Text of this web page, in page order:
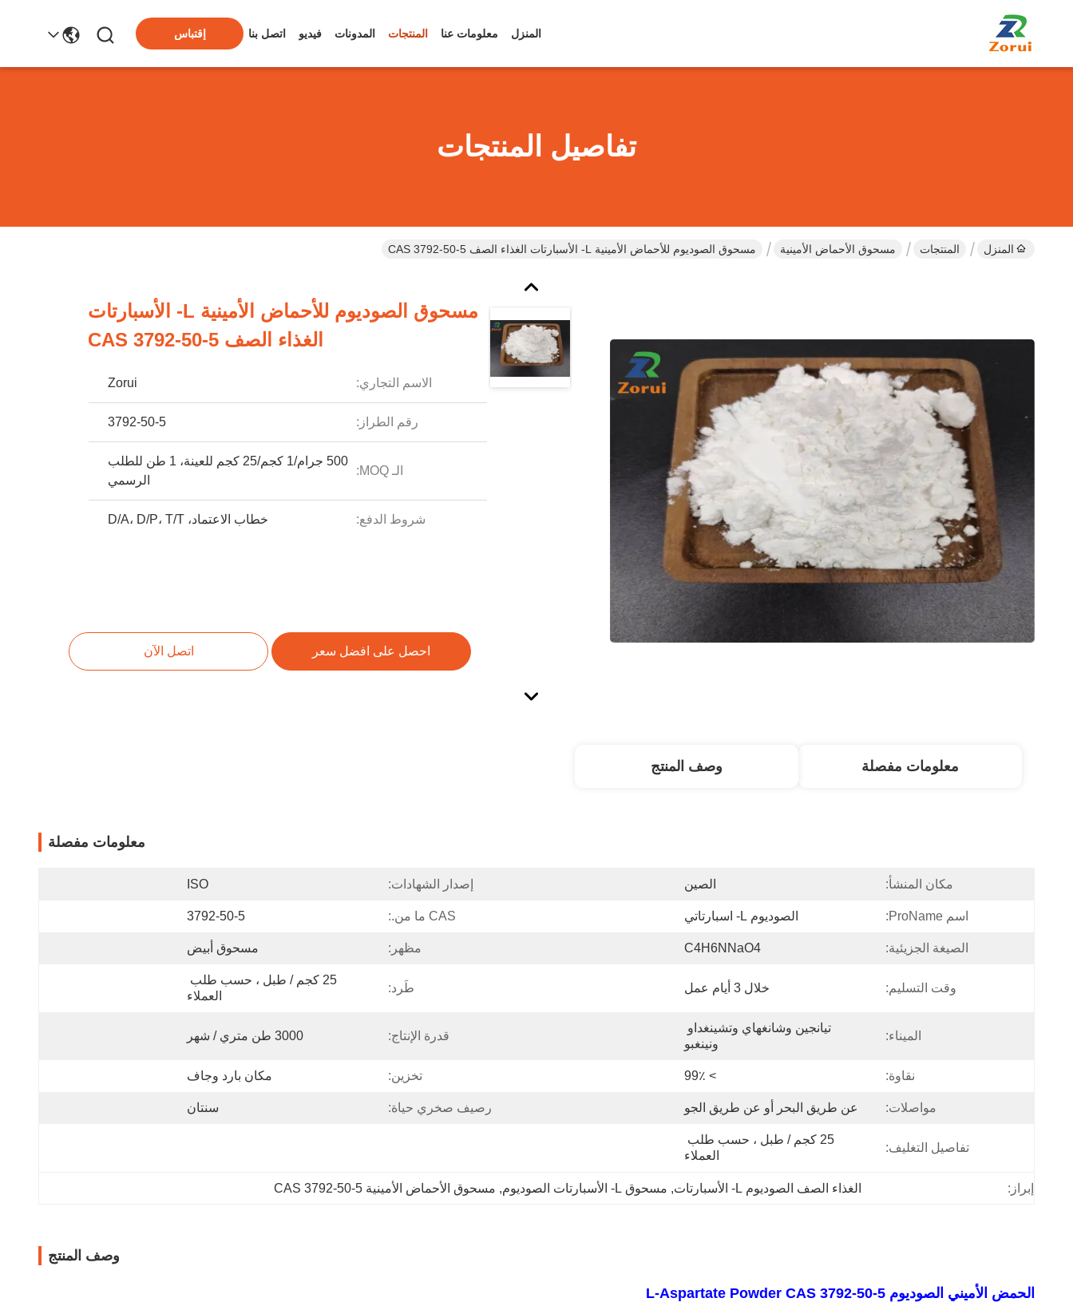
المنزل معلومات عنا المنتجات المدونات فيديو اتصل بنا إقتباس
تفاصيل المنتجات
المنزل المنتجات مسحوق الأحماض الأمينية مسحوق الصوديوم للأحماض الأمينية L- الأسبارتات الغذاء الصف CAS 3792-50-5
مسحوق الصوديوم للأحماض الأمينية L- الأسبارتات
الغذاء الصف CAS 3792-50-5
الاسم التجاري: Zorui
رقم الطراز: 3792-50-5
الـ MOQ:
500 جرام/1 كجم/25 كجم للعينة، 1 طن للطلب
الرسمي
شروط الدفع: خطاب الاعتماد، D/A، D/P، T/T
احصل على افضل سعر اتصل الآن
معلومات مفصلة وصف المنتج
معلومات مفصلة
مكان المنشأ: الصين إصدار الشهادات: ISO
اسم ProName: الصوديوم L- اسبارتاتي CAS ما من.: 3792-50-5
الصيغة الجزيئية: C4H6NNaO4 مظهر: مسحوق أبيض
وقت التسليم: خلال 3 أيام عمل طَرد:
العملاء
الميناء:
ونينغبو
قدرة الإنتاج: 3000 طن متري / شهر
نقاوة: > 99٪ تخزين: مكان بارد وجاف
مواصلات: عن طريق البحر أو عن طريق الجو رصيف صخري حياة: سنتان
تفاصيل التغليف:
العملاء
إبراز: الغذاء الصف الصوديوم L- الأسبارتات , مسحوق L- الأسبارتات الصوديوم , مسحوق الأحماض الأمينية CAS 3792-50-5
وصف المنتج
الحمض الأميني الصوديوم L-Aspartate Powder CAS 3792-50-5